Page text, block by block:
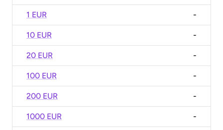
1 EUR -
10 EUR -
20 EUR -
100 EUR -
200 EUR -
1000 EUR -